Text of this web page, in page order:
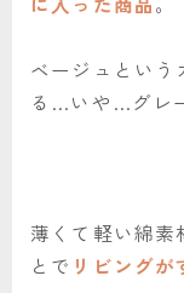
ベージュという
る…いや…グレ
薄くて軽い綿素
とで リビング